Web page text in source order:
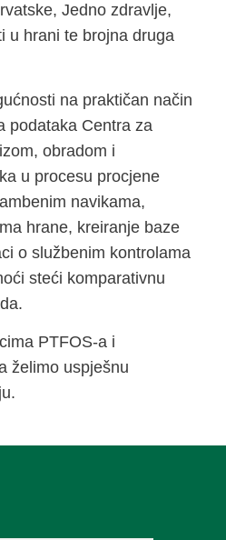
Jedno zdravlje,
u hrani te brojna druga
na praktičan način
podataka Centra za
obradom i
u procesu procjene
navikama,
hrane, kreiranje baze
o službenim kontrolama
steći komparativnu
PTFOS-a i
želimo uspješnu